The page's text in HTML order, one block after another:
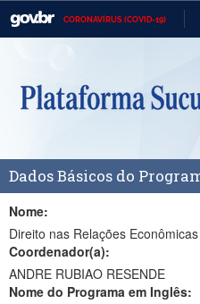
CORONAVÍRUS (COVID-19)
Casa Civil
Ministério da Defesa
Ministério da Economia
Ministério da Infraestrutura
Ministério da Agricultura, Pecuária e
Ministério da Educação
Dados Básicos do
Nome:
Direito nas Relações
Coordenador(a):
ANDRE RUBIAO RESENDE
Nome do Programa em Inglês: